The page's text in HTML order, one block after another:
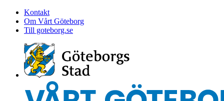
Kontakt
Om Vårt Göteborg
Till goteborg.se